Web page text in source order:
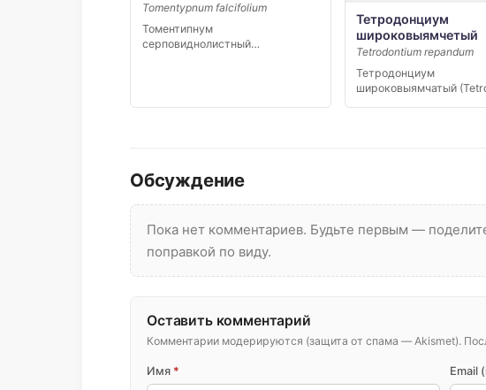
Tomentypnum falcifolium
Томентипнум
серповиднолистный
Тетродонциум
широковыямчетый
Tetrodontium repandum
Тетродонциум
широковыямчатый
Обсуждение
Пока нет комментариев. Будьте первым —
поправкой по виду.
Оставить комментарий
Комментарии модерируются (защита от спама — Akismet).
Имя * Email